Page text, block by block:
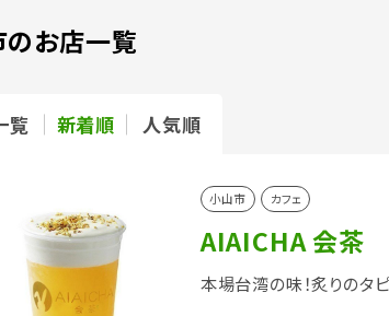
お店一覧
覧 新着順 人気順
小山市 カフェ
AIAICHA 会茶
本場台湾の味！炙りのタ